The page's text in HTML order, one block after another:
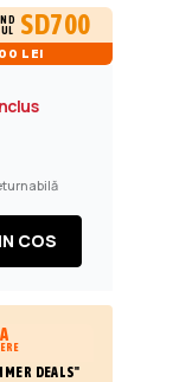
SD700
LEI
COS
DEALS"